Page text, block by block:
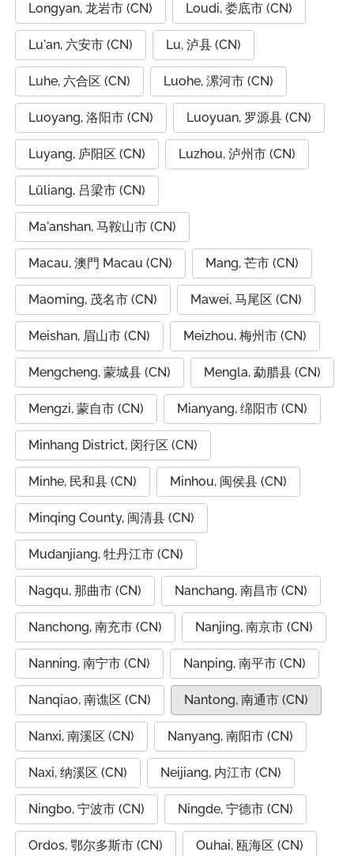
Longyan, 龙岩市 (CN) Loudi, 娄底市 (CN)
Lu'an, 六安市 (CN) Lu, 泸县 (CN)
Luhe, 六合区 (CN) Luohe, 漯河市 (CN)
Luoyang, 洛阳市 (CN) Luoyuan, 罗源县 (CN)
Luyang, 庐阳区 (CN) Luzhou, 泸州市 (CN)
Lüliang, 吕梁市 (CN)
Ma'anshan, 马鞍山市 (CN)
Macau, 澳門 Macau (CN) Mang, 芒市 (CN)
Maoming, 茂名市 (CN) Mawei, 马尾区 (CN)
Meishan, 眉山市 (CN) Meizhou, 梅州市 (CN)
Mengcheng, 蒙城县 (CN) Mengla, 勐腊县 (CN)
Mengzi, 蒙自市 (CN) Mianyang, 绵阳市 (CN)
Minhang District, 闵行区 (CN)
Minhe, 民和县 (CN) Minhou, 闽侯县 (CN)
Minqing County, 闽清县 (CN)
Mudanjiang, 牡丹江市 (CN)
Nagqu, 那曲市 (CN) Nanchang, 南昌市 (CN)
Nanchong, 南充市 (CN) Nanjing, 南京市 (CN)
Nanning, 南宁市 (CN) Nanping, 南平市 (CN)
Nanqiao, 南谯区 (CN) Nantong, 南通市 (CN)
Nanxi, 南溪区 (CN) Nanyang, 南阳市 (CN)
Naxi, 纳溪区 (CN) Neijiang, 内江市 (CN)
Ningbo, 宁波市 (CN) Ningde, 宁德市 (CN)
Ordos, 鄂尔多斯市 (CN) Ouhai, 瓯海区 (CN)